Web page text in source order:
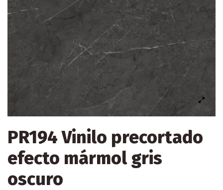
PR194 Vinilo precortado
efecto mármol gris
oscuro